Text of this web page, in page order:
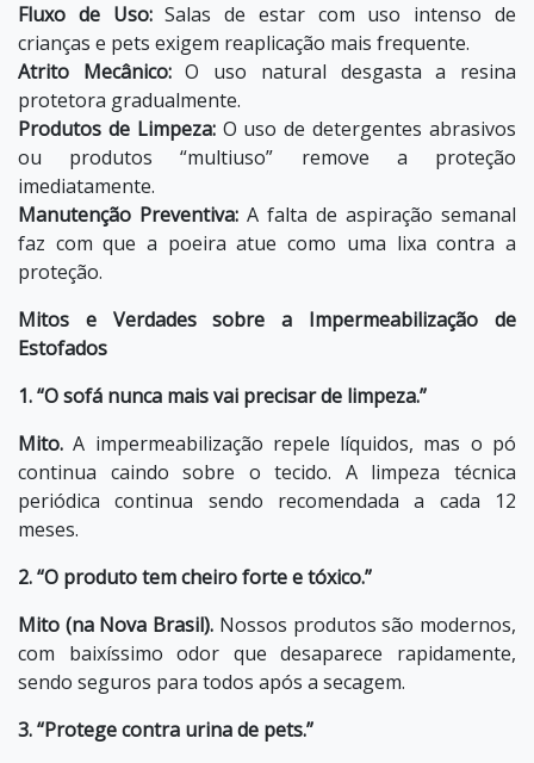
Fluxo de Uso:Salas de estar com uso intenso de
crianças e pets exigem reaplicação mais frequente.
Atrito Mecânico:O uso natural desgasta a resina
protetora gradualmente.
Produtos de Limpeza:O uso de detergentes abrasivos
ou produtos “multiuso” remove a proteção
imediatamente.
Manutenção Preventiva: A falta de aspiração semanal
faz com que a poeira atue como uma lixa contra a
proteção.
Mitos e Verdades sobre a Impermeabilização de
Estofados
1. “O sofá nunca mais vai precisar de limpeza.”
Mito. A impermeabilização repele líquidos, mas o pó
continua caindo sobre o tecido. A limpeza técnica
periódica continua sendo recomendada a cada 12
meses.
2. “O produto tem cheiro forte e tóxico.”
Mito (na Nova Brasil). Nossos produtos são modernos,
com baixíssimo odor que desaparece rapidamente,
sendo seguros para todos após a secagem.
3. “Protege contra urina de pets.”